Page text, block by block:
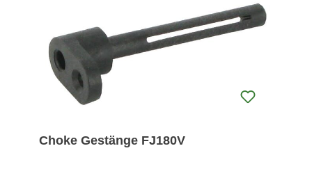
Choke Gestänge FJ180V